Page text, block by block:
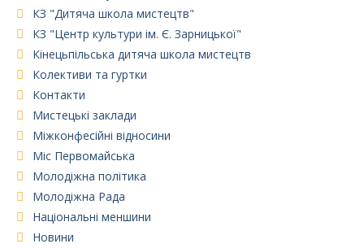
КЗ "Дитяча школа мистецтв"
КЗ "Центр культури ім. Є. Зарницької"
Кінецьпільська дитяча школа мистецтв
Колективи та гуртки
Контакти
Мистецькі заклади
Міжконфесійні відносини
Міс Первомайська
Молодіжна політика
Молодіжна Рада
Національні меншини
Новини